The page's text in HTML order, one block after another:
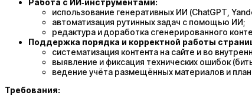
использование генеративных ИИ (ChatGPT,
автоматизация рутинных задач с помощью ИИ;
редактура и доработка сгенерированного
Поддержка порядка и корректной работы
систематизация контента на сайте и во
выявление и фиксация технических ошибок
ведение учёта размещённых материалов и
Требования: